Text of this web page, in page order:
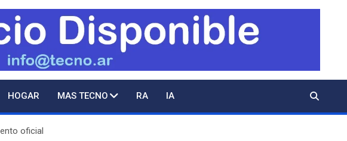
HOGAR MAS TECNO RA IA
oficial